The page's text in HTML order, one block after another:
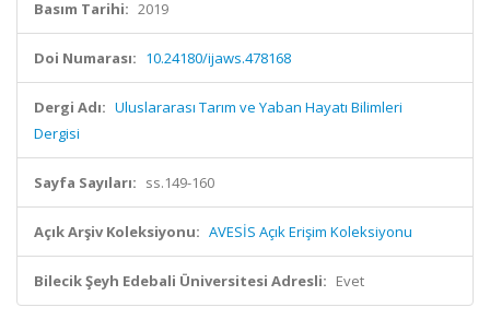
Basım Tarihi: 2019
Doi Numarası: 10.24180/ijaws.478168
Dergi Adı: Uluslararası Tarım ve Yaban Hayatı Bilimleri
Dergisi
Sayfa Sayıları: ss.149-160
Açık Arşiv Koleksiyonu: AVESİS Açık Erişim Koleksiyonu
Bilecik Şeyh Edebali Üniversitesi Adresli: Evet